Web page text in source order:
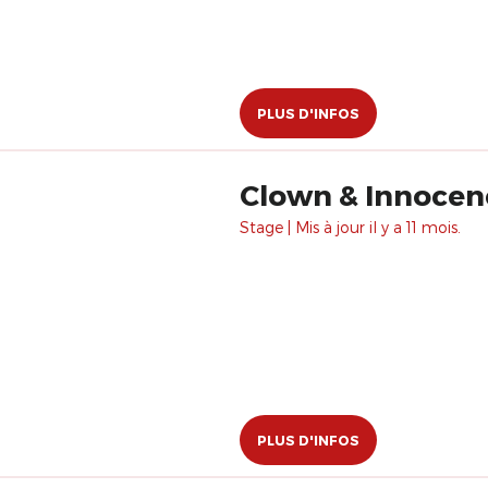
PLUS D'INFOS
Stage | Mis à jour il y a 11 mois.
PLUS D'INFOS